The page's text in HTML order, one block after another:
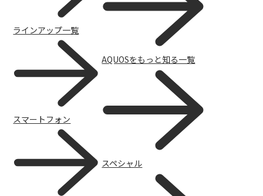
スマートフォンアクセサリー
ラインアップ一覧
スマートフォン
AQUOSをもっと知る一覧
スペシャル